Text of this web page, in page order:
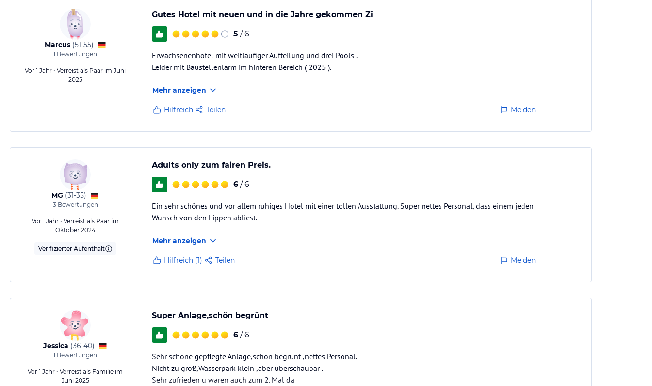
Marcus (51-55)
1 Bewertungen
Vor 1 Jahr • Verreist als Paar im Juni
2025
Gutes Hotel mit neuen und in die Jahre gekommen Zi
5 / 6
Erwachsenenhotel mit weitläufiger Aufteilung und drei Pools .
Leider mit Baustellenlärm im hinteren Bereich ( 2025 ).
Mehr anzeigen
Hilfreich Teilen Melden
MG (31-35)
3Bewertungen
Vor 1 Jahr • Verreist als Paar im
Oktober 2024
Verifizierter Aufenthalt
Adults only zum fairen Preis.
6 / 6
Ein sehr schönes und vor allem ruhiges Hotel mit einer tollen Ausstattung. Super nettes Personal, dass einem jeden
Wunsch von den Lippen abliest.
Mehr anzeigen
Hilfreich (1) Teilen Melden
Jessica (36-40)
1 Bewertungen
Vor 1 Jahr • Verreist als Familie im
Juni 2025
Super Anlage,schön begrünt
6 / 6
Sehr schöne gepflegte Anlage,schön begrünt ,nettes Personal.
Nicht zu groß,Wasserpark klein ,aber überschaubar .
Sehr zufrieden u waren auch zum 2. Mal da